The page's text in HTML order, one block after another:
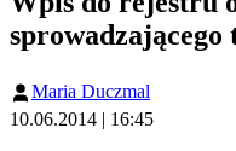
sprowadzającego
Maria Duczmal
10.06.2014 | 16:45